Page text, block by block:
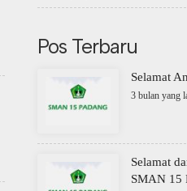
Pos Terbaru
Selamat
3 bulan yang
Selamat
SMAN 15